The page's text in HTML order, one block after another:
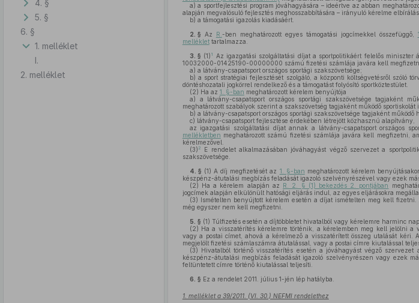
4. §
5. §
6. §
1. melléklet
I.
2. melléklet
a) a sportfejlesztési program jóváhagyására – ideértve az abban
alapján megvalósuló fejlesztés meghosszabbítására – irányuló kérelme
b) a támogatási igazolás kiadásáért.
2. § Az R. -ben meghatározott egyes támogatási jogcímekkel összefüggő,
melléklettartalmazza.
3. § (1) 1
Az igazgatási szolgáltatási díjat a sportpolitikáért felelős
10032000-01425190-00000000 számú fizetési számlája javára kell
a) a látvány-csapatsport országos sportági szakszövetsége;
b) a sport stratégiai fejlesztését szolgáló, a központi költségvetésről szóló
döntéshozatali jogkörrel rendelkező és a támogatást folyósító sportköztestület.
(2) Ha az 1. §-ban meghatározott kérelem benyújtója
a) a látvány-csapatsport országos sportági szakszövetsége tagjaként
meghatározott szabályok szerint a szakszövetség tagjaként működő sportiskolát
b) a látvány-csapatsport országos sportági szakszövetsége tagjaként működő
c) látvány-csapatsport fejlesztése érdekében létrejött közhasznú alapítvány,
az igazgatási szolgáltatási díjat annak a látvány-csapatsport országos
mellékletben meghatározott számú fizetési számlája javára kell megfizetni,
kérelmezővel.
(3) 2
E rendelet alkalmazásában jóváhagyást végző szervezet a
szakszövetsége.
4. § (1) A díj megfizetését az 1. §-ban meghatározott kérelem
készpénz-átutalási megbízás feladását igazoló szelvényrészével vagy ezek
(2) Ha a kérelem alapján az R. 2. § (1) bekezdés 2. pontjában
jogcímek alapján elkülönült hatósági eljárás indul, az egyes eljárásokra
(3) Ismételten benyújtott kérelem esetén a díjat ismételten meg kell
még egyszer nem kell megfizetni.
5. § (1) Túlfizetés esetén a díjtöbbletet hivatalból vagy kérelemre harminc
(2) Ha a visszatérítés kérelemre történik, a kérelemben meg kell jelölni a
vagy a postai címet, ahová a kérelmező a visszatérített összeg utalását
megjelölt fizetési számlaszámra átutalással, vagy a postai címre kiutalással
(3) Hivatalból történő visszatérítés esetén a jóváhagyást végző
készpénz-átutalási megbízás feladását igazoló szelvényrészen vagy ezek
feltüntetett címre történő kiutalással teljesíti.
6. § Ez a rendelet 2011. július 1-jén lép hatályba.
1. melléklet a 39/2011. (VI. 30.) NEFMI rendelethez